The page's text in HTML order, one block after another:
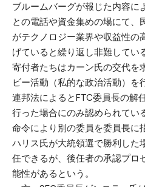
ブルームバーグが報じた内容に
との電話や資金集めの場にて、
がテクノロジー業界や収益性の
げていると繰り返し非難してい
寄付者たちはカーン氏の交代を
ビー活動（私的な政治活動）を
連邦法によるとFTC委員長の解
行った場合にのみ認められてい
命令により別の委員を委員長に
ハリス氏が大統領選で勝利した
任できるが、後任者の承認プロ
能性があるという。